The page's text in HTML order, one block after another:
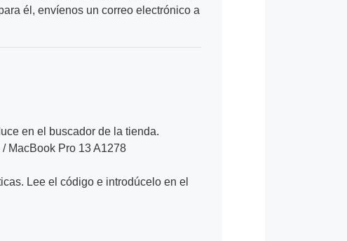
él, envíenos un correo electrónico a
en el buscador de la tienda.
MacBook Pro 13 A1278
Lee el código e introdúcelo en el